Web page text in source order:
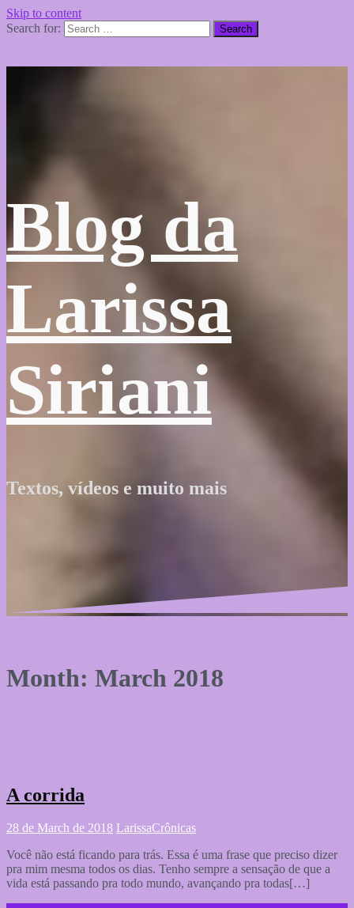
Skip to content
Search for:
Blog da
Larissa
Siriani
Textos, vídeos e muito mais
Month: March 2018
A corrida
28 de March de 2018 LarissaCrônicas
Você não está ficando para trás. Essa é uma frase que preciso dizer
pra mim mesma todos os dias. Tenho sempre a sensação de que a
vida está passando pra todo mundo, avançando pra todas[…]